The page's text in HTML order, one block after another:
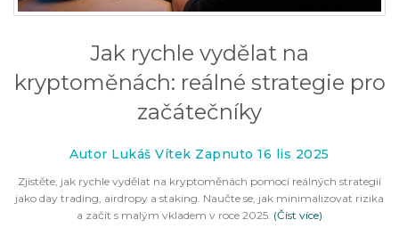
Jak rychle vydělat na
kryptoměnách: reálné strategie pro
začátečníky
Autor Lukáš Vítek Zapnuto 16 lis 2025
Zjistěte, jak rychle vydělat na kryptoměnách pomocí reálných strategií
jako day trading, airdropy a staking. Naučte se, jak minimalizovat rizika
a začít s malým vkladem v roce 2025. (Číst více)